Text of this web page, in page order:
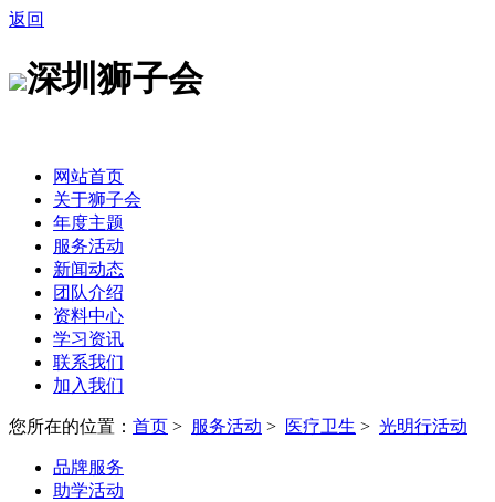
返回
深圳狮子会
网站首页
关于狮子会
年度主题
服务活动
新闻动态
团队介绍
资料中心
学习资讯
联系我们
加入我们
您所在的位置： 首页 > 服务活动 > 医疗卫生 > 光明行活动
品牌服务
助学活动